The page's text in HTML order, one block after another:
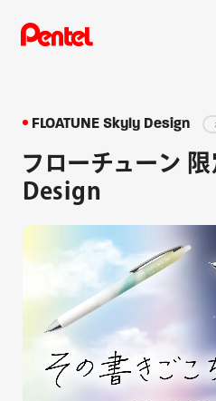
エナージェル サインペン
商品を探す
ペン
マーカー
シャープペン
消し具
ブラッシュ（筆
ぺんてるにつ
ぺんてるにつ
メッセージ
採用情報
運営会社
FLOATUNE Skyly Design
フローチューン
Design